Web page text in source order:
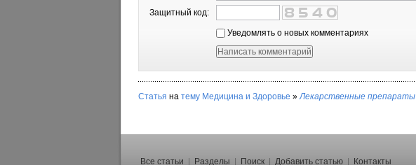
Защитный код:
Уведомлять о новых комментариях
Статья на тему Медицина и Здоровье »Лекарственные препараты
Все статьи Разделы Поиск Добавить статью Контакты